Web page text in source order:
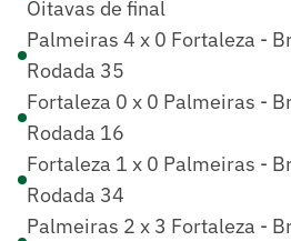
Oitavas de final
Palmeiras 4 x 0 Fortaleza -
Rodada 35
Fortaleza 0 x 0 Palmeiras -
Rodada 16
Fortaleza 1 x 0 Palmeiras -
Rodada 34
Palmeiras 2 x 3 Fortaleza -